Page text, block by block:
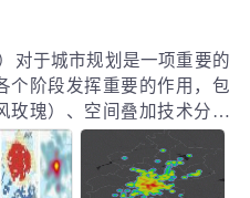
对于城市规划是一项重要的
个阶段发挥重要的作用，包
玫瑰）、空间叠加技术分析
适宜性评价）、三维分析技
和构建、景观视域分析）、
构建、设施服务区分析、设